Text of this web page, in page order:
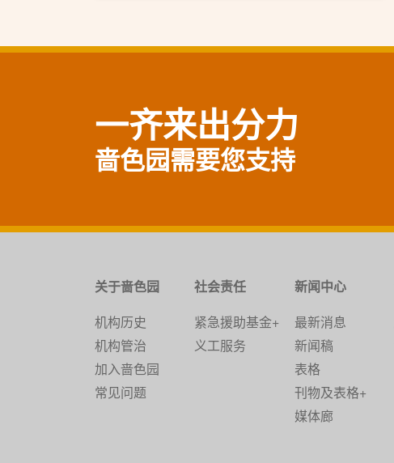
一齐来出分力
啬色园需要您支持
关于啬色园
机构历史
机构管治
加入啬色园
常见问题
社会责任
紧急援助基金+
义工服务
新闻中心
最新消息
新闻稿
表格
刊物及表格+
媒体廊